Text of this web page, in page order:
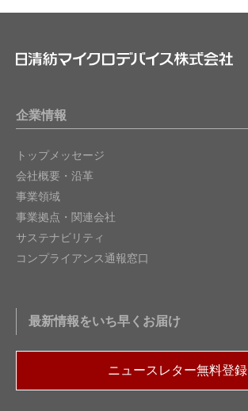
企業情報
トップメッセージ
会社概要・沿革
事業領域
事業拠点・関連会社
サステナビリティ
コンプライアンス通報窓口
最新情報をいち早くお届け
ニュースレター無料登録